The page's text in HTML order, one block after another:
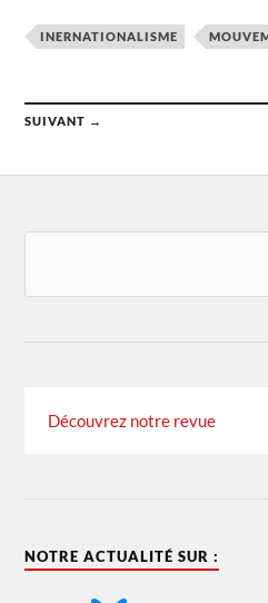
INERNATIONALISME
SUIVANT →
Découvrez notre revue
NOTRE ACTUALITÉ SUR :